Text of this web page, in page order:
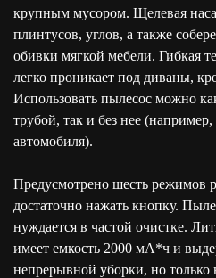
крупным мусором. Щелевая
плинтусов, углов, а также
обивки мягкой мебели. Гибкая
легко проникает под диваны,
Использовать пылесос можно
трубой, так и без нее
автомобиля).
Предусмотрено шесть режимов
достаточно нажать кнопку.
нуждается в частой очистке.
имеет емкость 2000 мА*ч и
непрерывной уборки, но только